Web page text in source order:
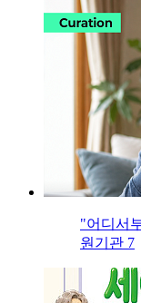
"어디서
원기관 7